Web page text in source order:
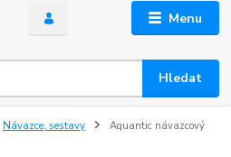
Menu
Hledat
Návazce, sestavy
Aquantic návazcový